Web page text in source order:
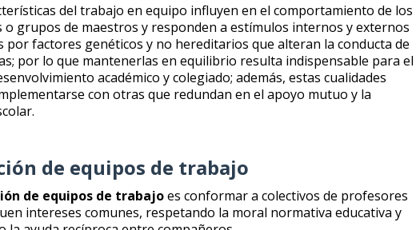
del trabajo en equipo influyen en el comportamiento de los
o grupos de maestros y responden a estímulos internos y externos
por factores genéticos y no hereditarios que alteran la conducta de
por lo que mantenerlas en equilibrio resulta indispensable para el
académico y colegiado; además, estas cualidades
con otras que redundan en el apoyo mutuo y la
de equipos de trabajo
de equipos de trabajoes conformar a colectivos de profesores
intereses comunes, respetando la moral normativa educativa y